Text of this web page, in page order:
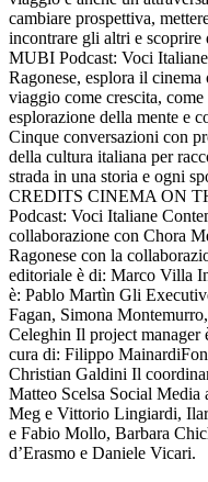
cambiare prospettiva,
incontrare gli altri e scoprire
MUBI Podcast: Voci
Ragonese, esplora il
viaggio come crescita,
esplorazione della mente e
Cinque conversazioni con
della cultura italiana per
strada in una storia e ogni
CREDITS CINEMA ON
Podcast: Voci Italiane
collaborazione con Chora
Ragonese con la
editoriale è di: Marco Villa
è: Pablo Martìn Gli
Fagan, Simona
Celeghin Il project manager
cura di: Filippo
Christian Galdini Il
Matteo Scelsa Social Media
Meg e Vittorio Lingiardi,
e Fabio Mollo, Barbara
d’Erasmo e Daniele Vicari.